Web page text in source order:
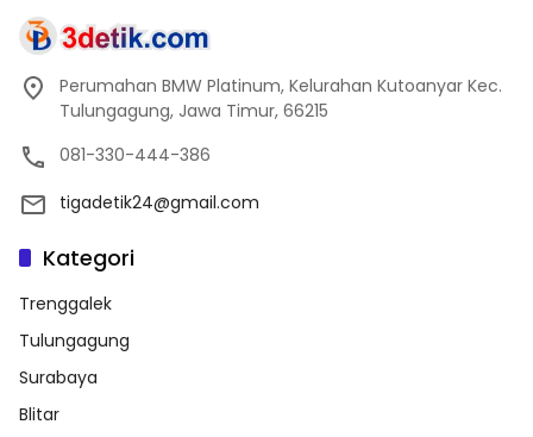
Perumahan BMW Platinum, Kelurahan Kutoanyar Kec.
Tulungagung, Jawa Timur, 66215
081-330-444-386
tigadetik24@gmail.com
Kategori
Trenggalek
Tulungagung
Surabaya
Blitar